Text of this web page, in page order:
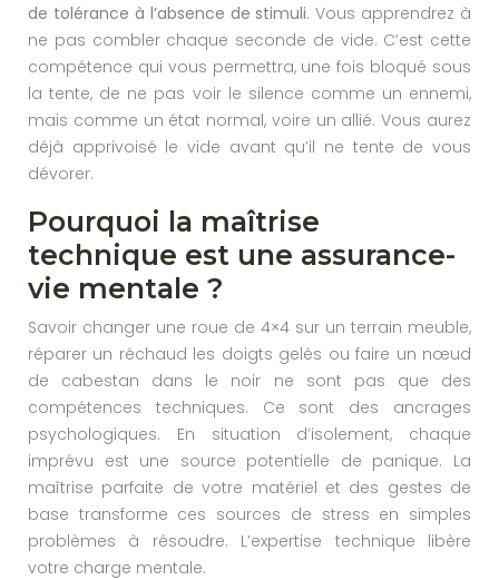
de tolérance à l’absence de stimuli. Vous apprendrez à
ne pas combler chaque seconde de vide. C’est cette
compétence qui vous permettra, une fois bloqué sous
la tente, de ne pas voir le silence comme un ennemi,
mais comme un état normal, voire un allié. Vous aurez
déjà apprivoisé le vide avant qu’il ne tente de vous
dévorer.
Pourquoi la maîtrise
technique est une assurance-
vie mentale ?
Savoir changer une roue de 4×4 sur un terrain meuble,
réparer un réchaud les doigts gelés ou faire un nœud
de cabestan dans le noir ne sont pas que des
compétences techniques. Ce sont des ancrages
psychologiques. En situation d’isolement, chaque
imprévu est une source potentielle de panique. La
maîtrise parfaite de votre matériel et des gestes de
base transforme ces sources de stress en simples
problèmes à résoudre. L’expertise technique libère
votre charge mentale.